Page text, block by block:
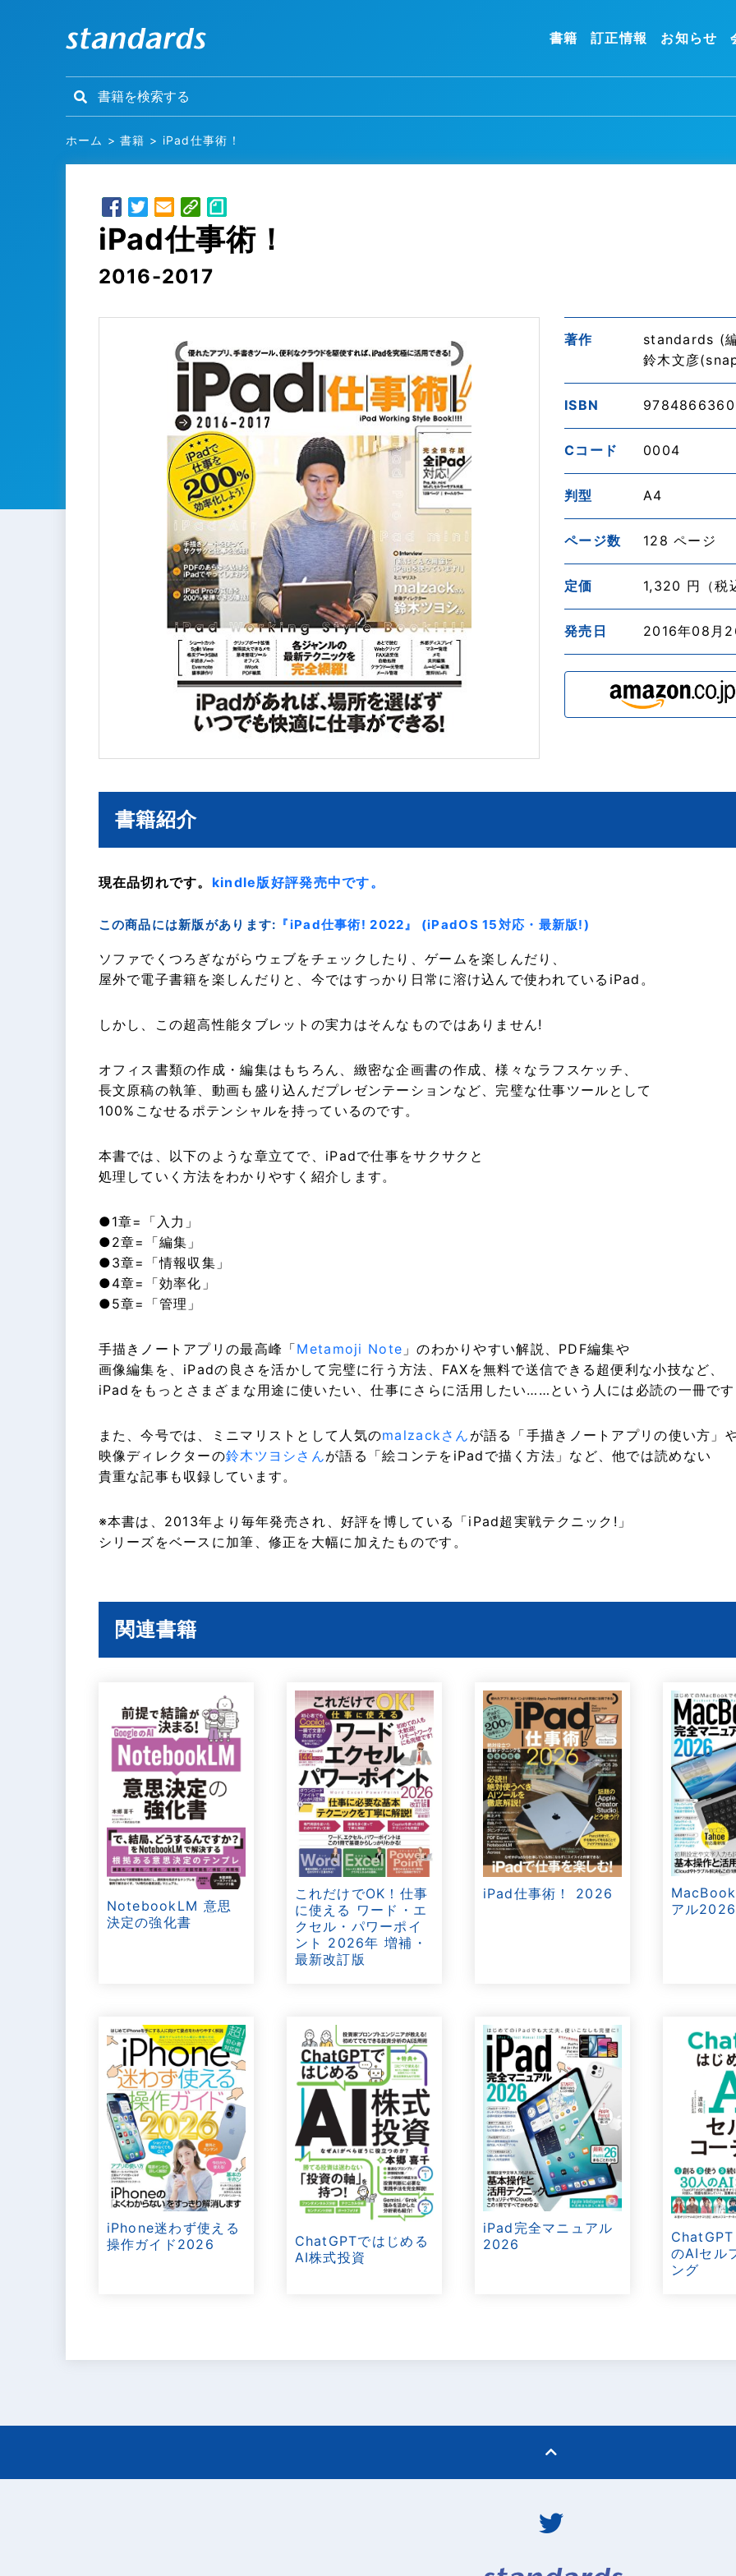
書籍 訂正情報 お知らせ
ホーム >書籍 > iPad仕事術！
iPad仕事術！
2016-2017
著作
standards (
鈴木文彦
ISBN
Cコード 0004
判型 A4
ページ数 128 ページ
定価 1,320 円（税
発売日 2016年08月
書籍紹介
現在品切れです。 kindle版好評発売中です。
この商品には新版があります: 『iPad仕事術! 2022』 (iPadOS 15対応・最新版!)
ソファでくつろぎながらウェブをチェックしたり、ゲームを楽しんだり、
屋外で電子書籍を楽しんだりと、今ではすっかり日常に溶け込んで使われているiPad。
しかし、この超高性能タブレットの実力はそんなものではありません!
オフィス書類の作成・編集はもちろん、緻密な企画書の作成、様々なラフスケッチ、
長文原稿の執筆、動画も盛り込んだプレゼンテーションなど、完璧な仕事ツールとして
100%こなせるポテンシャルを持っているのです。
本書では、以下のような章立てで、iPadで仕事をサクサクと
処理していく方法をわかりやすく紹介します。
●1章=「入力」
●2章=「編集」
●3章=「情報収集」
●4章=「効率化」
●5章=「管理」
手描きノートアプリの最高峰「Metamoji Note 」のわかりやすい解説、PDF編集や
画像編集を、iPadの良さを活かして完璧に行う方法、FAXを無料で送信できる超便利な小技など、
iPadをもっとさまざまな用途に使いたい、仕事にさらに活用したい……という人には必読の一冊で
また、今号では、ミニマリストとして人気のmalzackさん が語る「手描きノートアプリの使い方」
映像ディレクターの鈴木ツヨシさんが語る「絵コンテをiPadで描く方法」など、他では読めない
貴重な記事も収録しています。
※本書は、2013年より毎年発売され、好評を博している「iPad超実戦テクニック!」
シリーズをベースに加筆、修正を大幅に加えたものです。
関連書籍
NotebookLM 意思
決定の強化書
これだけでOK！仕事
に使える ワード・エ
クセル・パワーポイ
ント 2026年 増補・
最新改訂版
iPad仕事術！ 2026
アル2026
iPhone迷わず使える
操作ガイド2026
ChatGPTではじめる
AI株式投資
iPad完全マニュアル
2026
のAIセル
ング